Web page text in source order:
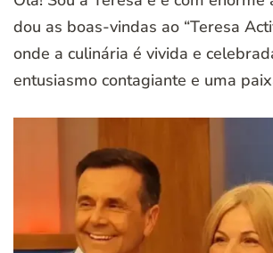
dou as boas-vindas ao “Teresa
onde a culinária é vivida e
entusiasmo contagiante e uma